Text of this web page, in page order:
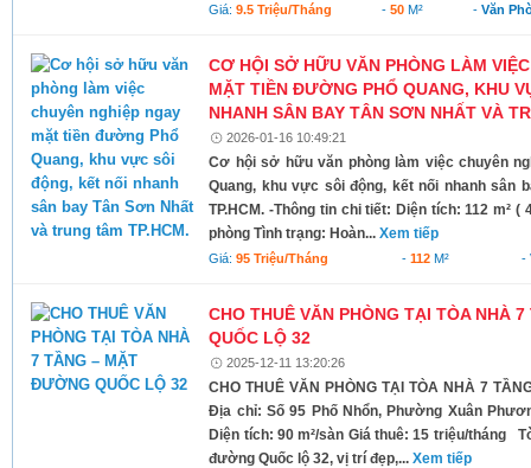
Giá:9.5 Triệu/tháng -50 M² - Văn
CƠ HỘI SỞ HỮU VĂN PHÒNG LÀM
MẶT TIỀN ĐƯỜNG PHỔ QUANG, KHU
NHANH SÂN BAY TÂN SƠN NHẤT VÀ
2026-01-16 10:49:21
Cơ hội sở hữu văn phòng làm việc chuyên
Quang, khu vực sôi động, kết nối nhanh sân
TP.HCM. -Thông tin chi tiết: Diện tích: 112 m²
phòng Tình trạng: Hoàn...Xem tiếp
Giá:95 Triệu/tháng - 112M² -
CHO THUÊ VĂN PHÒNG TẠI TÒA NHÀ
QUỐC LỘ 32
2025-12-11 13:20:26
CHO THUÊ VĂN PHÒNG TẠI TÒA NHÀ 7
Địa chỉ: Số 95 Phố Nhổn, Phường Xuân
Diện tích: 90 m²/sàn Giá thuê: 15 triệu/tháng
đường Quốc lộ 32, vị trí đẹp,...Xem tiếp